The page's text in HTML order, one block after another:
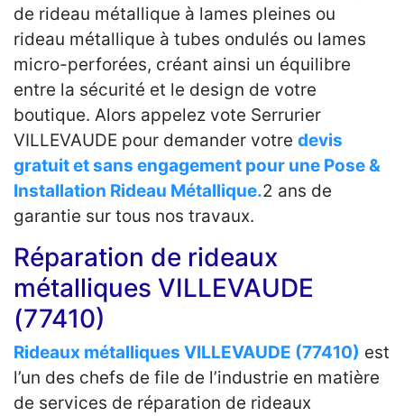
de rideau métallique à lames pleines ou
rideau métallique à tubes ondulés ou lames
micro-perforées, créant ainsi un équilibre
entre la sécurité et le design de votre
boutique. Alors appelez vote Serrurier
VILLEVAUDE pour demander votre devis
gratuit et sans engagement pour une Pose &
Installation Rideau Métallique.2 ans de
garantie sur tous nos travaux.
Réparation de rideaux
métalliques VILLEVAUDE
(77410)
Rideaux métalliques VILLEVAUDE (77410) est
l’un des chefs de file de l’industrie en matière
de services de réparation de rideaux